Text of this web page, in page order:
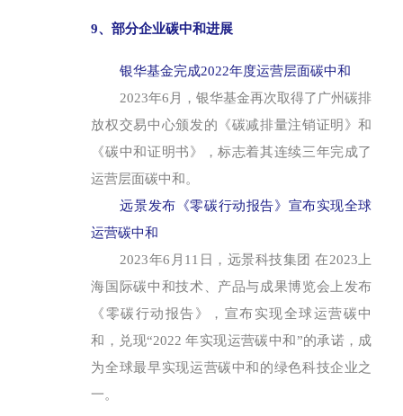
9、部分企业碳中和进展
银华基金完成2022年度运营层面碳中和
2023年6月，银华基金再次取得了广州碳排
放权交易中心颁发的《碳减排量注销证明》和
《碳中和证明书》，标志着其连续三年完成了
运营层面碳中和。
远景发布《零碳行动报告》宣布实现全球
运营碳中和
2023年6月11日，远景科技集团 在2023上
海国际碳中和技术、产品与成果博览会上发布
《零碳行动报告》，宣布实现全球运营碳中
和，兑现“2022 年实现运营碳中和”的承诺，成
为全球最早实现运营碳中和的绿色科技企业之
一。